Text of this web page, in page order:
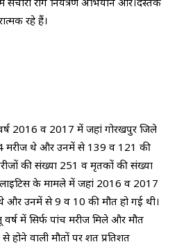
रहे हैं।
2016 व 2017 में जहां गोरखपुर जिले
मरीज थे और उनमें से 139 व 121 की
की संख्या 251 व मृतकों की संख्या
के मामले में जहां 2016 व 2017
और उनमें से 9 व 10 की मौत हो गई थी।
में सिर्फ पांच मरीज मिले और मौत
होने वाली मौतों पर शत प्रतिशत